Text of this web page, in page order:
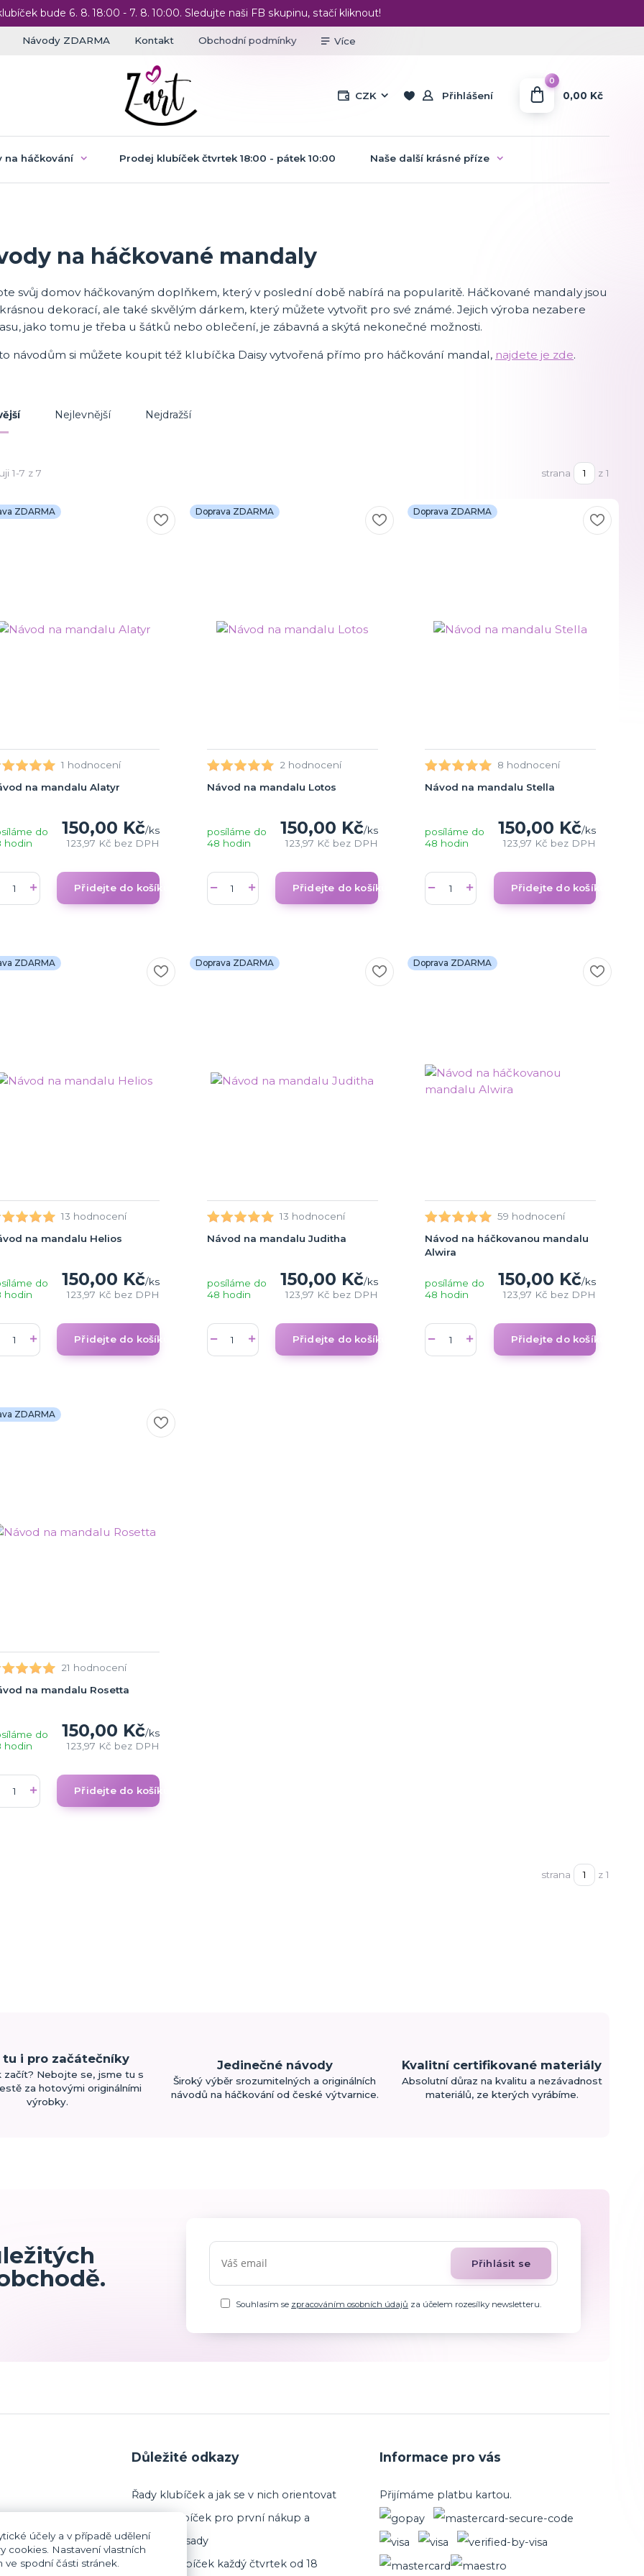
bude 6. 8. 18:00 - 7. 8. 10:00. Sledujte naši FB skupinu, stačí kliknout!
Návody ZDARMA Kontakt Obchodní podmínky Více
CZK Přihlášení
0
0,00 Kč
na háčkování Prodej klubíček čtvrtek 18:00 - pátek 10:00 Naše další krásné příze
na háčkované mandaly
svůj domov háčkovaným doplňkem, který v poslední době nabírá na popularitě. Háčkované mandaly jsou
dekorací, ale také skvělým dárkem, který můžete vytvořit pro své známé. Jejich výroba nezabere
jako tomu je třeba u šátků nebo oblečení, je zábavná a skýtá nekonečné možnosti.
návodům si můžete koupit též klubíčka Daisy vytvořená přímo pro háčkování mandal, najdete je zde.
Nejlevnější Nejdražší
1-7 z 7 strana z 1
ZDARMA
1 hodnocení
na mandalu Alatyr
150,00 Kč/ks
123,97 Kč bez DPH
do
hodin
Přidejte do košíku
Doprava ZDARMA
2 hodnocení
Návod na mandalu Lotos
150,00 Kč/ks
123,97 Kč bez DPH
posíláme do
48 hodin
Přidejte do košíku
Doprava ZDARMA
8 hodnocení
Návod na mandalu Stella
150,00 Kč/ks
123,97 Kč bez DPH
posíláme do
48 hodin
Přidejte do košíku
ZDARMA
13 hodnocení
na mandalu Helios
150,00 Kč/ks
123,97 Kč bez DPH
do
hodin
Přidejte do košíku
Doprava ZDARMA
13 hodnocení
Návod na mandalu Juditha
150,00 Kč/ks
123,97 Kč bez DPH
posíláme do
48 hodin
Přidejte do košíku
Doprava ZDARMA
59 hodnocení
Návod na háčkovanou mandalu
Alwira
150,00 Kč/ks
123,97 Kč bez DPH
posíláme do
48 hodin
Přidejte do košíku
ZDARMA
21 hodnocení
na mandalu Rosetta
150,00 Kč/ks
123,97 Kč bez DPH
do
hodin
Přidejte do košíku
strana z 1
tu i pro začátečníky
začít? Nebojte se, jsme tu s
za hotovými originálními
výrobky.
Jedinečné návody
Široký výběr srozumitelných a originálních
návodů na háčkování od české výtvarnice.
Kvalitní certifikované materiály
Absolutní důraz na kvalitu a nezávadnost
materiálů, ze kterých vyrábíme.
Přihlásit se
Souhlasím se zpracováním osobních údajů za účelem rozesílky newsletteru.
Důležité odkazy
Řady klubíček a jak se v nich orientovat
Výběr klubíček pro první nákup a
startovací sady
Prodej klubíček každý čtvrtek od 18
Informace pro vás
Přijímáme platbu kartou.
účely a v případě udělení
cookies. Nastavení vlastních
spodní části stránek.